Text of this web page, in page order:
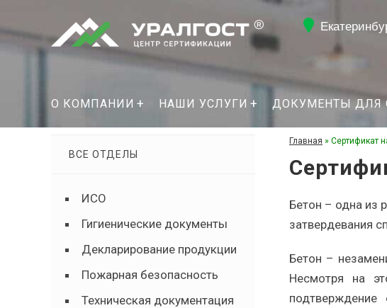
О КОМПАНИИ НАШИ УСЛУГИ ДОКУМЕНТЫ ДЛЯ
Главная » Сертификат
Бетон – одна из
затвердевания
Бетон –
Несмотря на
ВСЕ ОТДЕЛЫ
ИСО
Гигиенические документы
Декларирование продукции
Пожарная безопасность
Техническая документация